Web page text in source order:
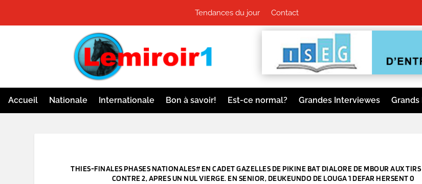
Tendances du jour Contact
Accueil Nationale Internationale Bon à savoir! Est-ce normal? Grandes Interviewes
THIES-FINALES PHASES NATIONALES# EN CADET GAZELLES DE PIKINE BAT DIALORE DE MBOUR AUX TIRS
CONTRE 2, APRES UN NUL VIERGE. EN SENIOR, DEUKEUNDO DE LOUGA 1 DEFAR HERSENT 0